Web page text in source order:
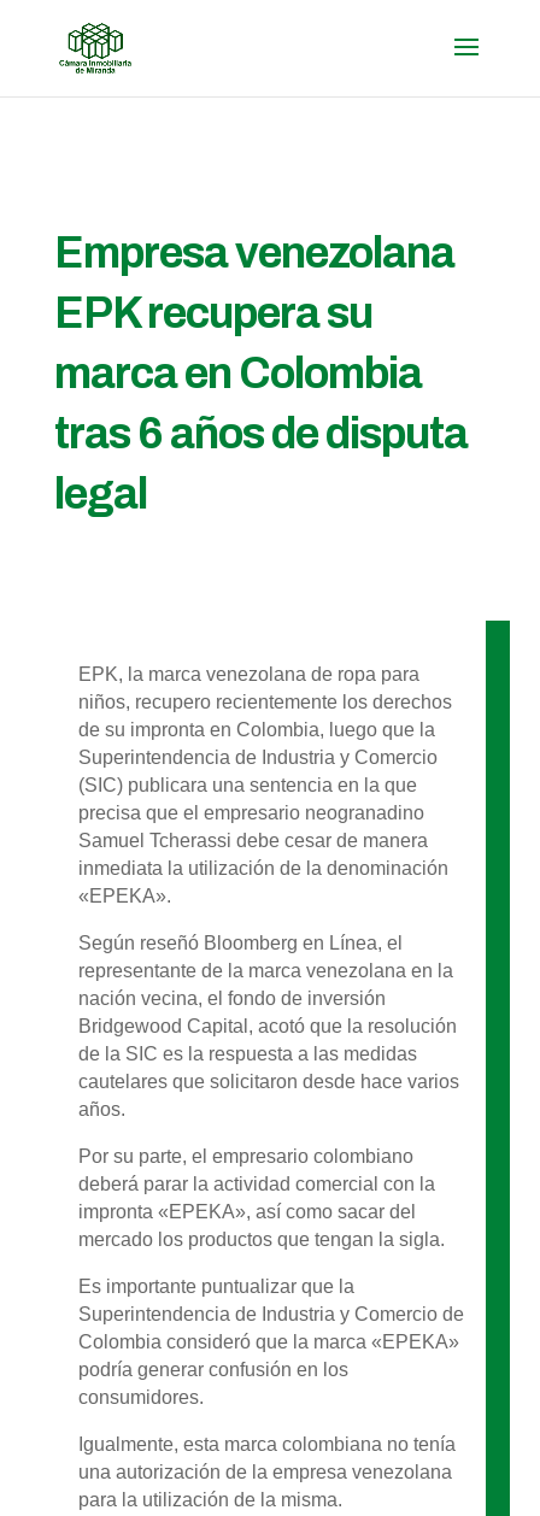
Empresa venezolana
EPK recupera su
marca en Colombia
tras 6 años de disputa
legal
EPK, la marca venezolana de ropa para
niños, recupero recientemente los derechos
de su impronta en Colombia, luego que la
Superintendencia de Industria y Comercio
(SIC) publicara una sentencia en la que
precisa que el empresario neogranadino
Samuel Tcherassi debe cesar de manera
inmediata la utilización de la denominación
«EPEKA».
Según reseñó Bloomberg en Línea, el
representante de la marca venezolana en la
nación vecina, el fondo de inversión
Bridgewood Capital, acotó que la resolución
de la SIC es la respuesta a las medidas
cautelares que solicitaron desde hace varios
años.
Por su parte, el empresario colombiano
deberá parar la actividad comercial con la
impronta «EPEKA», así como sacar del
mercado los productos que tengan la sigla.
Es importante puntualizar que la
Superintendencia de Industria y Comercio de
Colombia consideró que la marca «EPEKA»
podría generar confusión en los
consumidores.
Igualmente, esta marca colombiana no tenía
una autorización de la empresa venezolana
para la utilización de la misma.